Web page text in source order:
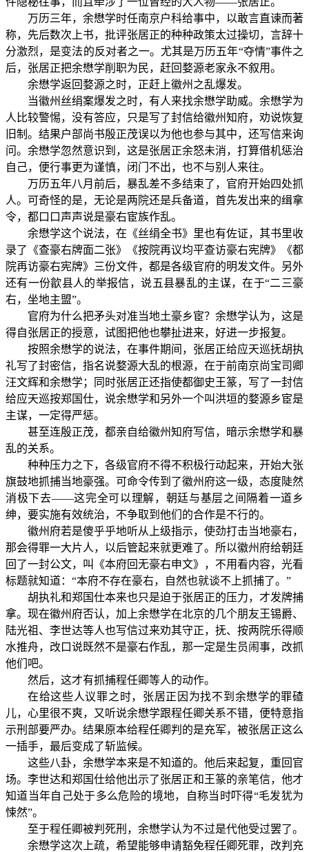
万历三年，余懋学时任南京户科给事中，以敢言直谏而著
称，先后数次上书，批评张居正的种种政策太过操切，言辞十
分激烈，是变法的反对者之一。尤其是万历五年“夺情”事件之
后，张居正把余懋学削职为民，赶回婺源老家永不叙用。
余懋学返回婺源之时，正赶上徽州之乱爆发。
当徽州丝绢案爆发之时，有人来找余懋学助威。余懋学为
人比较警惕，没有答应，只是写了封信给徽州知府，劝说恢复
旧制。结果户部尚书殷正茂误以为他也参与其中，还写信来询
问。余懋学忽然意识到，这是张居正余怒未消，打算借机惩治
自己，便行事更为谨慎，闭门不出，也不与别人来往。
万历五年八月前后，暴乱差不多结束了，官府开始四处抓
人。可奇怪的是，无论是两院还是兵备道，首先发出来的缉拿
令，都口口声声说是豪右宦族作乱。
余懋学这个说法，在《丝绢全书》里也有佐证，其书里收
录了《查豪右牌面二张》《按院再议均平查访豪右宪牌》《都
院再访豪右宪牌》三份文件，都是各级官府的明发文件。另外
还有一份歙县人的举报信，说五县暴乱的主谋，在于“二三豪
右，坐地主盟”。
官府为什么把矛头对准当地土豪乡宦？余懋学认为，这是
得自张居正的授意，试图把他也攀扯进来，好进一步报复。
按照余懋学的说法，在事件期间，张居正给应天巡抚胡执
礼写了封密信，指名说婺源大乱的根源，在于前南京尚宝司卿
汪文辉和余懋学；同时张居正还指使都御史王篆，写了一封信
给应天巡按郑国仕，说余懋学和另外一个叫洪垣的婺源乡宦是
主谋，一定得严惩。
甚至连殷正茂，都亲自给徽州知府写信，暗示余懋学和暴
乱的关系。
种种压力之下，各级官府不得不积极行动起来，开始大张
旗鼓地抓捕当地豪强。可命令传到了徽州府这一级，态度陡然
消极下去——这完全可以理解，朝廷与基层之间隔着一道乡
绅，要实施有效统治，不争取到他们的合作是不行的。
徽州府若是傻乎乎地听从上级指示，使劲打击当地豪右，
那会得罪一大片人，以后管起来就更难了。所以徽州府给朝廷
回了一封公文，叫《本府回无豪右申文》，不用看内容，光看
标题就知道：“本府不存在豪右，自然也就谈不上抓捕了。”
胡执礼和郑国仕本来也只是迫于张居正的压力，才发牌捕
拿。现在徽州府否认，加上余懋学在北京的几个朋友王锡爵、
陆光祖、李世达等人也写信过来劝其守正，抚、按两院乐得顺
水推舟，改口说既然不是豪右作乱，那一定是生员闹事，改抓
他们吧。
然后，这才有抓捕程任卿等人的动作。
在给这些人议罪之时，张居正因为找不到余懋学的罪碴
儿，心里很不爽，又听说余懋学跟程任卿关系不错，便特意指
示刑部要严办。结果原本给程任卿判的是充军，被张居正这么
一插手，最后变成了斩监候。
这些八卦，余懋学本来是不知道的。他后来起复，重回官
场。李世达和郑国仕给他出示了张居正和王篆的亲笔信，他才
知道当年自己处于多么危险的境地，自称当时吓得“毛发犹为
悚然”。
至于程任卿被判死刑，余懋学认为不过是代他受过罢了。
余懋学这次上疏，希望能够申请豁免程任卿死罪，改判充